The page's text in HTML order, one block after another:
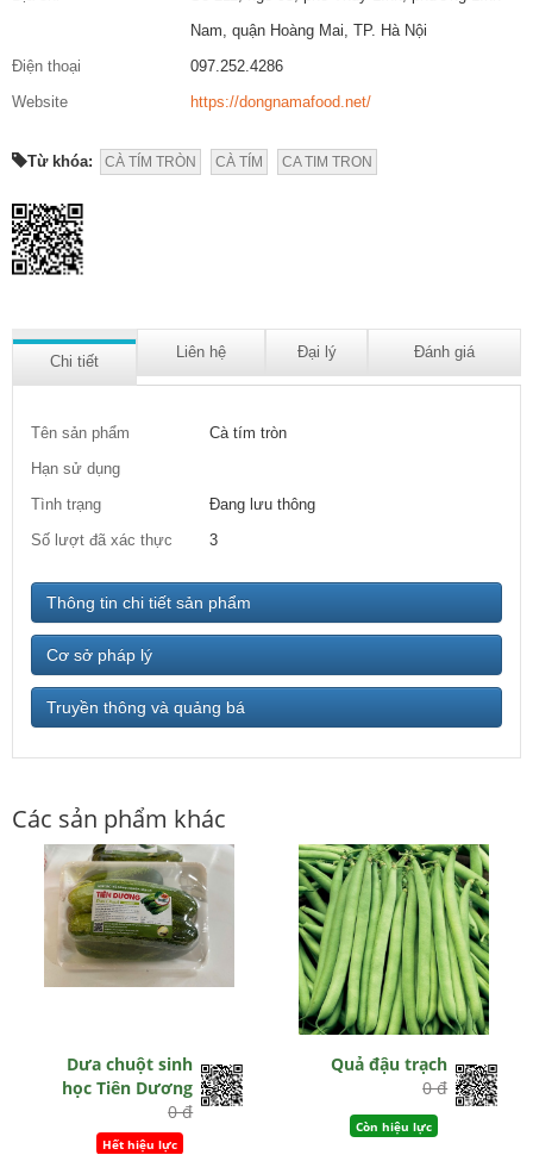
Nam, quận Hoàng Mai, TP. Hà Nội
Điện thoại
097.252.4286
Website
https://dongnamafood.net/
Từ khóa: CÀ TÍM TRÒN CÀ TÍM CA TIM TRON
Chi tiết
Liên hệ Đại lý Đánh giá
Tên sản phẩm
Cà tím tròn
Hạn sử dụng
Tình trạng
Đang lưu thông
Số lượt đã xác thực
3
Thông tin chi tiết sản phẩm
Cơ sở pháp lý
Truyền thông và quảng bá
Các sản phẩm khác
Dưa chuột sinh
học Tiên Dương
0 đ
Hết hiệu lực
Quả đậu trạch
0 đ
Còn hiệu lực